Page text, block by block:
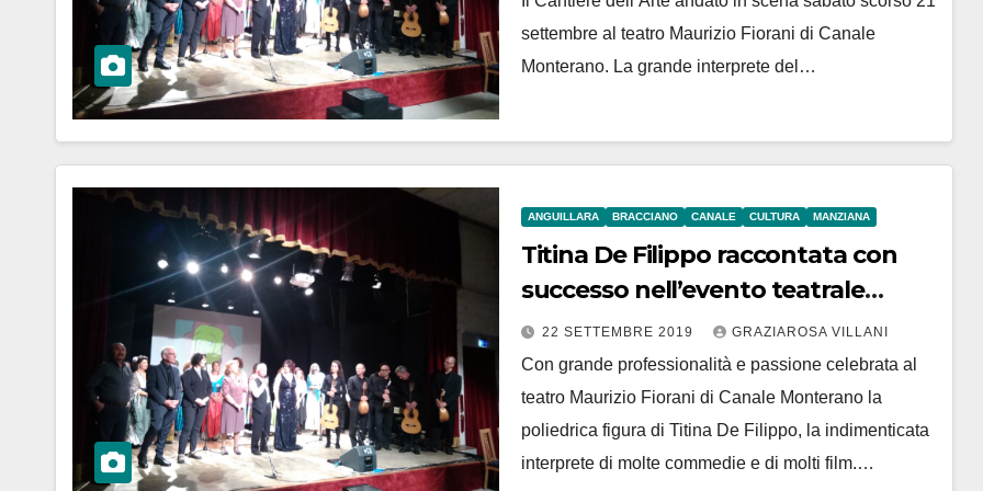
settembre al teatro Maurizio Fiorani di Canale
Monterano. La grande interprete del…
ANGUILLARA BRACCIANO CANALE CULTURA MANZIANA
Titina De Filippo raccontata con
successo nell’evento teatrale
targato Il Cantiere dell’Arte
22 SETTEMBRE 2019 GRAZIAROSA VILLANI
Con grande professionalità e passione celebrata al
teatro Maurizio Fiorani di Canale Monterano la
poliedrica figura di Titina De Filippo, la indimenticata
interprete di molte commedie e di molti film.…